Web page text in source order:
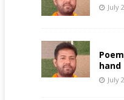
July
hand
July